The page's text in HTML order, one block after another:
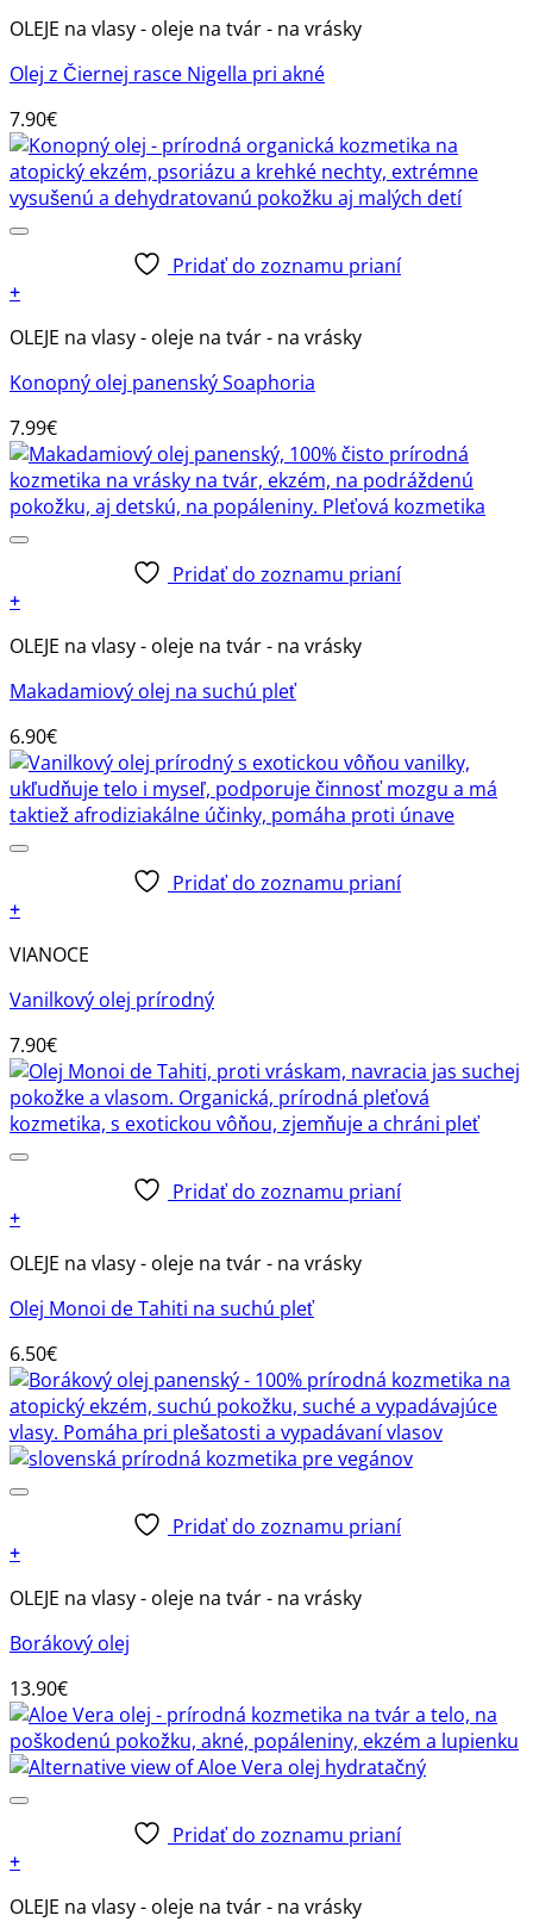
OLEJE na vlasy - oleje na tvár - na vrásky
Olej z Čiernej rasce Nigella pri akné
7.90€
Pridať do zoznamu prianí
+
OLEJE na vlasy - oleje na tvár - na vrásky
Konopný olej panenský Soaphoria
7.99€
Pridať do zoznamu prianí
+
OLEJE na vlasy - oleje na tvár - na vrásky
Makadamiový olej na suchú pleť
6.90€
Pridať do zoznamu prianí
+
VIANOCE
Vanilkový olej prírodný
7.90€
Pridať do zoznamu prianí
+
OLEJE na vlasy - oleje na tvár - na vrásky
Olej Monoi de Tahiti na suchú pleť
6.50€
Pridať do zoznamu prianí
+
OLEJE na vlasy - oleje na tvár - na vrásky
Borákový olej
13.90€
Pridať do zoznamu prianí
+
OLEJE na vlasy - oleje na tvár - na vrásky